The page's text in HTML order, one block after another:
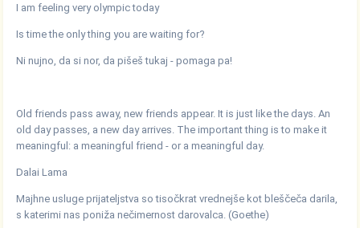
I am feeling very olympic today
Is time the only thing you are waiting for?
Ni nujno, da si nor, da pišeš tukaj - pomaga pa!
Old friends pass away, new friends appear. It is just like the days. An
old day passes, a new day arrives. The important thing is to make it
meaningful: a meaningful friend - or a meaningful day.
Dalai Lama
Majhne usluge prijateljstva so tisočkrat vrednejše kot bleščeča darila,
s katerimi nas poniža nečimernost darovalca. (Goethe)